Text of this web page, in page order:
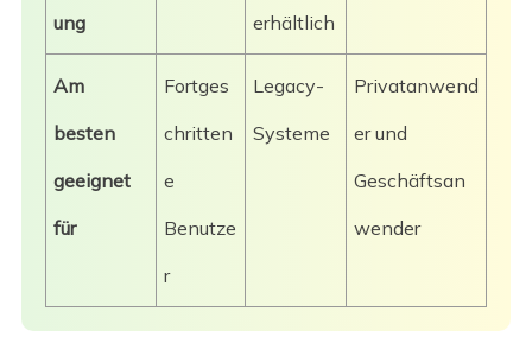
ung
erhältlich
Am
besten
geeignet
für
Fortges
chritten
e
Benutze
r
Legacy-
Systeme
Privatanwend
er und
Geschäftsan
wender